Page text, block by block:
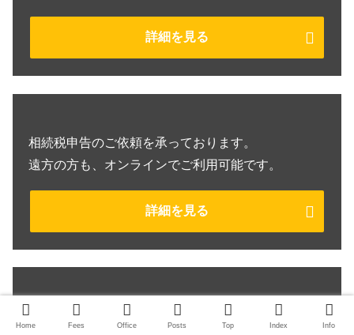
詳細を見る
相続税申告のご依頼を承っております。
遠方の方も、オンラインでご利用可能です。
詳細を見る
成長企業のための税務顧問サービスです。
Home Fees Office Posts Top Index Info